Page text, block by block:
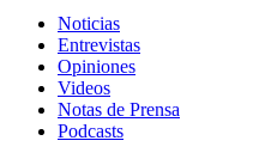
Noticias
Entrevistas
Opiniones
Videos
Notas de Prensa
Podcasts